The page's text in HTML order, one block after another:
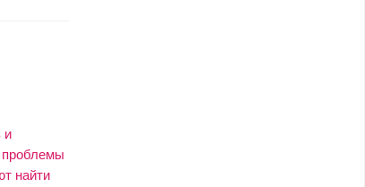
и
проблемы
найти